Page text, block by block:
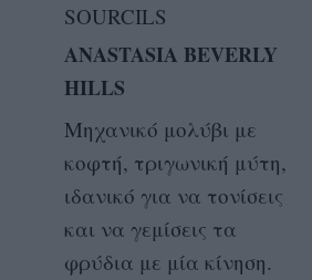
SOURCILS
ANASTASIA BEVERLY
HILLS
Μηχανικό μολύβι με
κοφτή, τριγωνική μύτη,
ιδανικό για να τονίσεις
και να γεμίσεις τα
φρύδια με μία κίνηση.